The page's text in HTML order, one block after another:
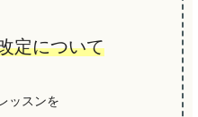
定について
ッスンを